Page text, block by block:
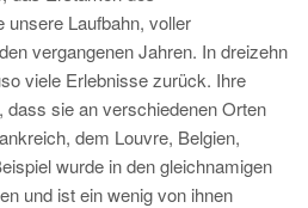
Laufbahn, voller
vergangenen Jahren. In dreizehn
viele Erlebnisse zurück. Ihre
dass sie an verschiedenen Orten
dem Louvre, Belgien,
wurde in den gleichnamigen
und ist ein wenig von ihnen